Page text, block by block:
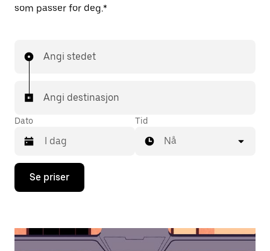
som passer for deg.*
Angi stedet
Angi destinasjon
Dato
Trykk
piltast
åpne
Tid
Nå
Se priser